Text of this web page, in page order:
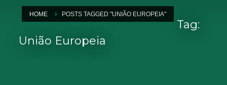
HOME POSTS TAGGED "UNIÃO EUROPEIA"
Tag:
União Europeia